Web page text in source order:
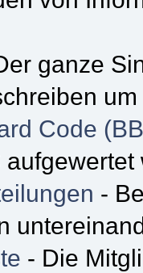
ganze
Code
-
- Die